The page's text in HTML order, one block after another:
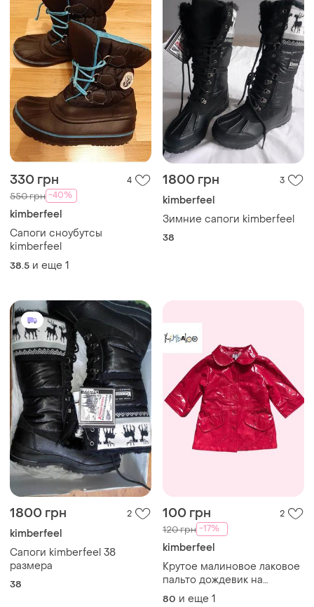
330 грн 4
550 грн -40%
kimberfeel
Сапоги сноубутсы
kimberfeel
38.5 и еще 1
1800 грн 3
kimberfeel
Зимние сапоги kimberfeel
38
1800 грн 2
kimberfeel
Сапоги kimberfeel 38
размера
38
100 грн 2
120 грн -17%
kimberfeel
Крутое малиновое лаковое
пальто дождевик на
девочку kimbaloo girl
80 и еще 1